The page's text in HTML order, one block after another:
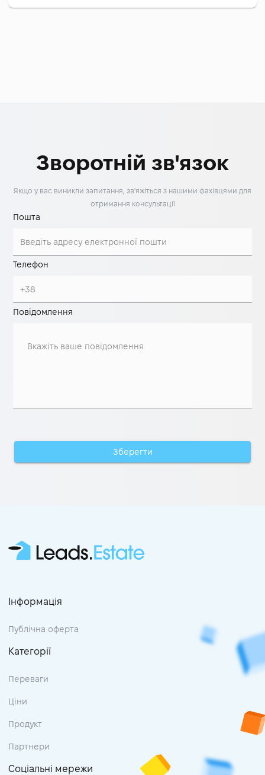
Зворотній зв'язок
Якщо у вас виникли запитання, зв'яжіться з нашими фахівцями для
отримання консультації
Пошта
Телефон
Повідомлення
Зберегти
Інформація
Публічна оферта
Категорії
Переваги
Ціни
Продукт
Партнери
Соціальні мережи